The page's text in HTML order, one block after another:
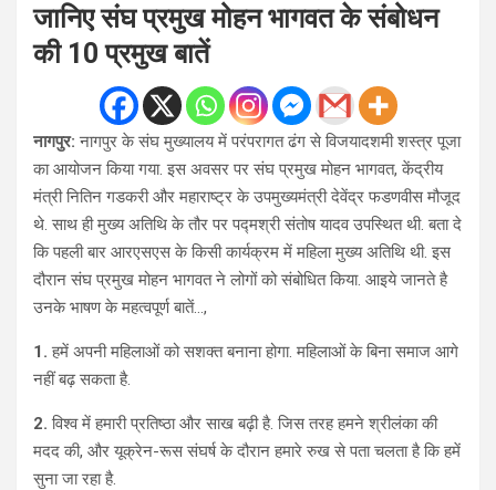
जानिए संघ प्रमुख मोहन भागवत के संबोधन
की 10 प्रमुख बातें
नागपुर:नागपुर के संघ मुख्यालय में परंपरागत ढंग से विजयादशमी शस्त्र पूजा
का आयोजन किया गया. इस अवसर पर संघ प्रमुख मोहन भागवत, केंद्रीय
मंत्री नितिन गडकरी और महाराष्ट्र के उपमुख्यमंत्री देवेंद्र फडणवीस मौजूद
थे. साथ ही मुख्य अतिथि के तौर पर पद्मश्री संतोष यादव उपस्थित थी. बता दे
कि पहली बार आरएसएस के किसी कार्यक्रम में महिला मुख्य अतिथि थी. इस
दौरान संघ प्रमुख मोहन भागवत ने लोगों को संबोधित किया. आइये जानते है
उनके भाषण के महत्वपूर्ण बातें…,
1. हमें अपनी महिलाओं को सशक्त बनाना होगा. महिलाओं के बिना समाज आगे
नहीं बढ़ सकता है.
2. विश्व में हमारी प्रतिष्ठा और साख बढ़ी है. जिस तरह हमने श्रीलंका की
मदद की, और यूक्रेन-रूस संघर्ष के दौरान हमारे रुख से पता चलता है कि हमें
सुना जा रहा है.